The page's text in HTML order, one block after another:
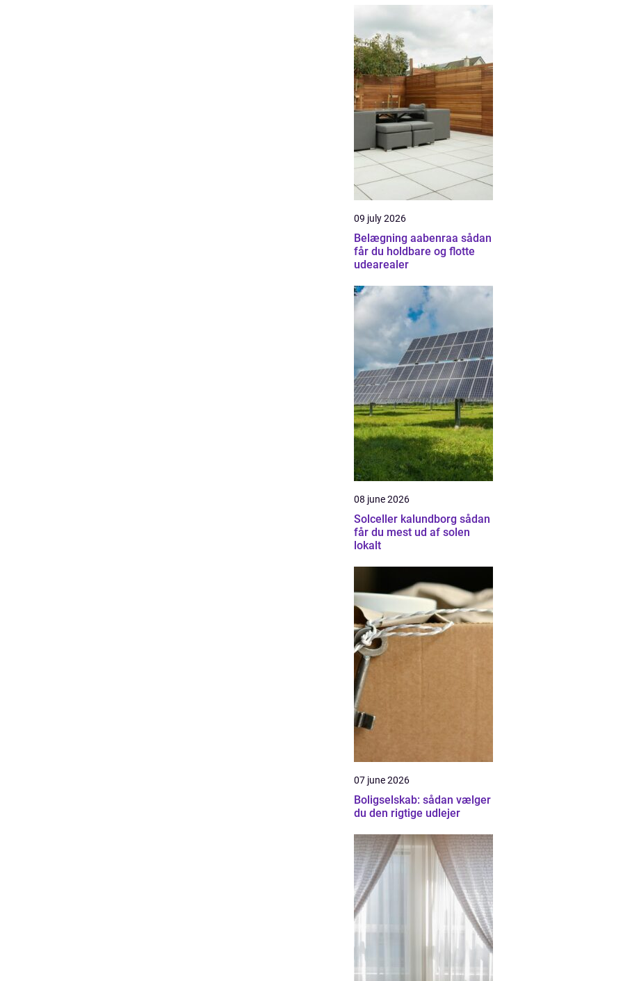
09 july 2026
Belægning aabenraa sådan
får du holdbare og flotte
udearealer
08 june 2026
Solceller kalundborg sådan
får du mest ud af solen
lokalt
07 june 2026
Boligselskab: sådan vælger
du den rigtige udlejer